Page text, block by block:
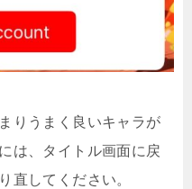
りうまく良いキャラが
は、タイトル画面に戻
直してください。